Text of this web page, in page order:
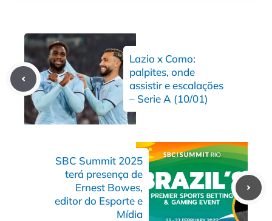
Lazio x Como:
palpites, onde
assistir e escalações
– Serie A (10/01)
SBC Summit 2025
terá presença de
Ernest Bowes,
editor do Esporte e
Mídia